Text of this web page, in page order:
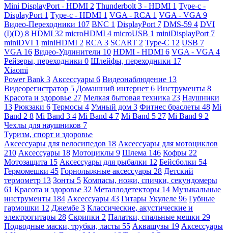
Mini DisplayPort - HDMI 2 Thunderbolt 3 - HDMI 1 Type-c -
DisplayPort 1 Type-c - HDMI 1 VGA - RCA 1 VGA - VGA 9
Видео-Переходники 107 BNC 1 DisplayPort 7 DMS-59 4 DVI
(I)(D) 8 HDMI 32 microHDMI 4 microUSB 1 miniDisplayPort 7
miniDVI 1 miniHDMI 2 RCA 3 SCART 2 Type-C 12 USB 7
VGA 16 Видео-Удлинители 10 HDMI - HDMI 6 VGA - VGA 4
Рейзеры, переходники 0 Шлейфы, переходники 17
Xiaomi
Power Bank 3 Аксессуары 6 Видеонаблюдение 13
Видеорегистратор 5 Домашний интернет 6 Инструменты 8
Красота и здоровье 27 Мелкая бытовая техника 23 Наушники
13 Рюкзаки 6 Термосы 4 Умный дом 3 Фитнес браслеты 48 Mi
Band 2 8 Mi Band 3 4 Mi Band 4 7 Mi Band 5 27 Mi Band 9 2
Чехлы для наушников 7
Туризм, спорт и здоровье
Аксессуары для велосипедов 18 Аксессуары для мотоциклов
210 Аксессуары 18 Мотоциклы 9 Шлема 146 Кофры 22
Мотозащита 15 Аксессуары для рыбалки 12 Бейсболки 54
Гермомешки 45 Горнолыжные аксессуары 28 Детский
термометр 13 Зонты 5 Компасы, ножи, спички, секундомеры
61 Красота и здоровье 32 Металлодетекторы 14 Музыкальные
инструменты 184 Аксессуары 43 Гитары Укулеле 96 Губные
гармошки 12 Джембе 3 Классические, акустические и
электрогитары 28 Скрипки 2 Палатки, спальные мешки 29
Подводные маски, трубки, ласты 55 Аквашузы 19 Аксессуары